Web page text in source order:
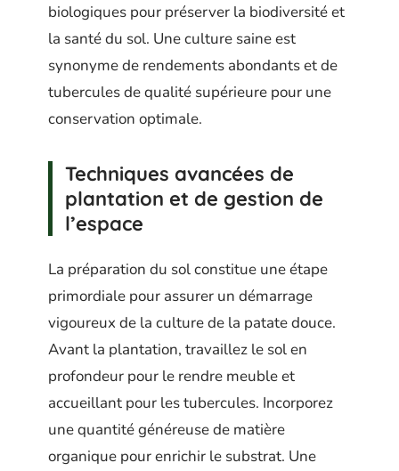
biologiques pour préserver la biodiversité et
la santé du sol. Une culture saine est
synonyme de rendements abondants et de
tubercules de qualité supérieure pour une
conservation optimale.
Techniques avancées de
plantation et de gestion de
l’espace
La préparation du sol constitue une étape
primordiale pour assurer un démarrage
vigoureux de la culture de la patate douce.
Avant la plantation, travaillez le sol en
profondeur pour le rendre meuble et
accueillant pour les tubercules. Incorporez
une quantité généreuse de matière
organique pour enrichir le substrat. Une